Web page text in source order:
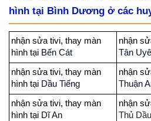
hình tại Bình Dương ở các
nhận sửa tivi, thay màn
hình tại Bến Cát
nhận
Tân
nhận sửa tivi, thay màn
hình tại Dầu Tiếng
nhận
Thuận
nhận sửa tivi, thay màn
hình tại Dĩ An
nhận
Thủ